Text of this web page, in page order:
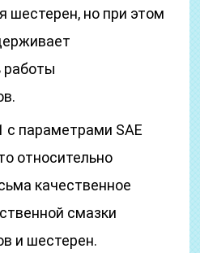
шестерен, но при этом
работы
параметрами SAE
относительно
качественное
смазки
и шестерен.